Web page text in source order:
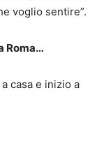
voglio sentire”.
Roma…
casa e inizio a